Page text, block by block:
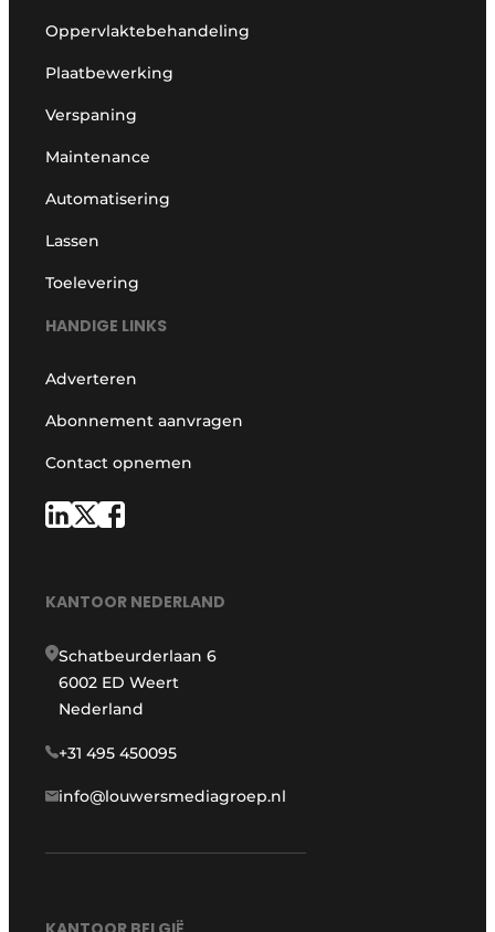
Oppervlaktebehandeling
Plaatbewerking
Verspaning
Maintenance
Automatisering
Lassen
Toelevering
HANDIGE LINKS
Adverteren
Abonnement aanvragen
Contact opnemen
KANTOOR NEDERLAND
Schatbeurderlaan 6
6002 ED Weert
Nederland
+31 495 450095
info@louwersmediagroep.nl